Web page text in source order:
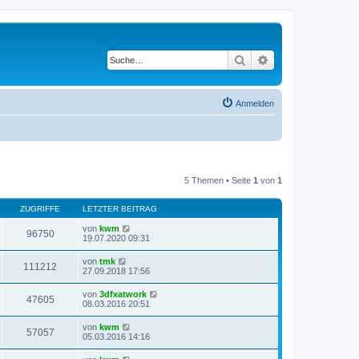
Suche
Anmelden
5 Themen • Seite 1 von 1
ZUGRIFFE LETZTER BEITRAG
96750 von kwm
19.07.2020 09:31
111212 von tmk
27.09.2018 17:56
47605 von 3dfxatwork
08.03.2016 20:51
57057 von kwm
05.03.2016 14:16